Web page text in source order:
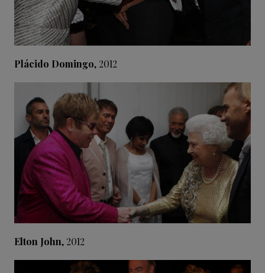
Plácido Domingo, 2012
Elton John, 2012